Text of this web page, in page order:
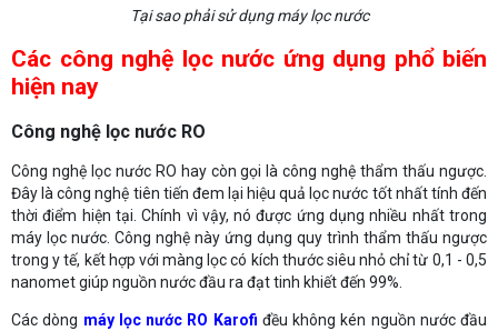
Tại sao phải sử dụng máy lọc nước
Các công nghệ lọc nước ứng dụng phổ biến
hiện nay
Công nghệ lọc nước RO
Công nghệ lọc nước RO hay còn gọi là công nghệ thẩm thấu ngược.
Đây là công nghệ tiên tiến đem lại hiệu quả lọc nước tốt nhất tính đến
thời điểm hiện tại. Chính vì vậy, nó được ứng dụng nhiều nhất trong
máy lọc nước. Công nghệ này ứng dụng quy trình thẩm thấu ngược
trong y tế, kết hợp với màng lọc có kích thước siêu nhỏ chỉ từ 0,1 - 0,5
nanomet giúp nguồn nước đầu ra đạt tinh khiết đến 99%.
Các dòng máy lọc nước RO Karofi đều không kén nguồn nước đầu